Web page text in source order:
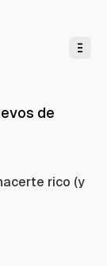
de
rico (y